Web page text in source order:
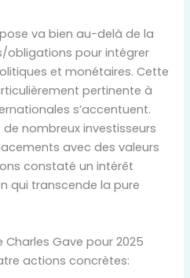
va bien au-delà de la
obligations pour intégrer
et monétaires. Cette
pertinente à
s’accentuent.
nombreux investisseurs
avec des valeurs
constaté un intérêt
qui transcende la pure
Gave pour 2025
actions concrètes: